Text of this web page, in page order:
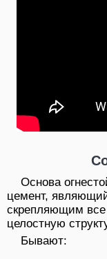
Основа
цемент,
скрепляющим все
целостную
Бывают: